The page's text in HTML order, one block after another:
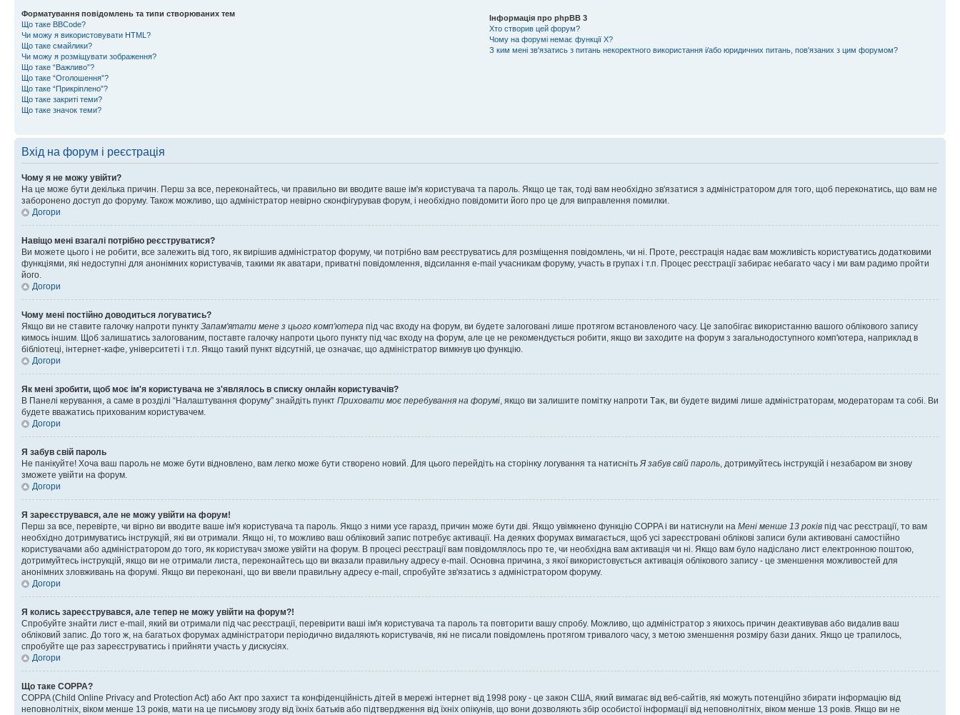
Форматування повідомлень та типи створюваних тем
Що таке BBCode?
Чи можу я використовувати HTML?
Що таке смайлики?
Чи можу я розміщувати зображення?
Що таке “Важливо”?
Що таке “Оголошення”?
Що таке “Прикріплено”?
Що таке закриті теми?
Що таке значок теми?
Інформація про phpBB 3
Хто створив цей форум?
Чому на форумі немає функції X?
З ким мені зв'язатись з питань некоректного використання і/або юридичних питань, пов'язаних з цим форумом?
Вхід на форум і реєстрація
Чому я не можу увійти?
На це може бути декілька причин. Перш за все, переконайтесь, чи правильно ви вводите ваше ім'я користувача та пароль. Якщо це так, тоді вам необхідно зв'язатися з адміністратором для того, щоб переконатись, що вам не
заборонено доступ до форуму. Також можливо, що адміністратор невірно сконфігурував форум, і необхідно повідомити його про це для виправлення помилки.
Догори
Навіщо мені взагалі потрібно реєструватися?
Ви можете цього і не робити, все залежить від того, як вирішив адміністратор форуму, чи потрібно вам реєструватись для розміщення повідомлень, чи ні. Проте, реєстрація надає вам можливість користуватись додатковими
функціями, які недоступні для анонімних користувачів, такими як аватари, приватні повідомлення, відсилання e-mail учасникам форуму, участь в групах і т.п. Процес реєстрації забирає небагато часу і ми вам радимо пройти
його.
Догори
Чому мені постійно доводиться логуватись?
Якщо ви не ставите галочку напроти пункту Запам'ятати мене з цього комп'ютера під час входу на форум, ви будете залоговані лише протягом встановленого часу. Це запобігає використанню вашого облікового запису
кимось іншим. Щоб залишатись залогованим, поставте галочку напроти цього пункту під час входу на форум, але це не рекомендується робити, якщо ви заходите на форум з загальнодоступного комп'ютера, наприклад в
бібліотеці, інтернет-кафе, університеті і т.п. Якщо такий пункт відсутній, це означає, що адміністратор вимкнув цю функцію.
Догори
Як мені зробити, щоб моє ім'я користувача не з'являлось в списку онлайн користувачів?
В Панелі керування, а саме в розділі “Налаштування форуму” знайдіть пункт Приховати моє перебування на форумі, якщо ви залишите помітку напроти Так, ви будете видимі лише адміністраторам, модераторам та собі. Ви
будете вважатись прихованим користувачем.
Догори
Я забув свій пароль
Не панікуйте! Хоча ваш пароль не може бути відновлено, вам легко може бути створено новий. Для цього перейдіть на сторінку логування та натиснітьЯ забув свій пароль, дотримуйтесь інструкцій і незабаром ви знову
зможете увійти на форум.
Догори
Я зареєструвався, але не можу увійти на форум!
Перш за все, перевірте, чи вірно ви вводите ваше ім'я користувача та пароль. Якщо з ними усе гаразд, причин може бути дві. Якщо увімкнено функцію COPPA і ви натиснули на Мені менше 13 років під час реєстрації, то вам
необхідно дотримуватись інструкцій, які ви отримали. Якщо ні, то можливо ваш обліковий запис потребує активації. На деяких форумах вимагається, щоб усі зареєстровані облікові записи були активовані самостійно
користувачами або адміністратором до того, як користувач зможе увійти на форум. В процесі реєстрації вам повідомлялось про те, чи необхідна вам активація чи ні. Якщо вам було надіслано лист електронною поштою,
дотримуйтесь інструкцій, якщо ви не отримали листа, переконайтесь що ви вказали правильну адресу e-mail. Основна причина, з якої використовується активація облікового запису - це зменшення можливостей для
анонімних зловживань на форумі. Якщо ви переконані, що ви ввели правильну адресу e-mail, спробуйте зв'язатись з адміністратором форуму.
Догори
Я колись зареєструвався, але тепер не можу увійти на форум?!
Спробуйте знайти лист e-mail, який ви отримали під час реєстрації, перевірити ваші ім'я користувача та пароль та повторити вашу спробу. Можливо, що адміністратор з якихось причин деактивував або видалив ваш
обліковий запис. До того ж, на багатьох форумах адміністратори періодично видаляють користувачів, які не писали повідомлень протягом тривалого часу, з метою зменшення розміру бази даних. Якщо це трапилось,
спробуйте ще раз зареєструватись і прийняти участь у дискусіях.
Догори
Що таке COPPA?
COPPA (Child Online Privacy and Protection Act) або Акт про захист та конфіденційність дітей в мережі інтернет від 1998 року - це закон США, який вимагає від веб-сайтів, які можуть потенційно збирати інформацію від
неповнолітніх, віком менше 13 років, мати на це письмову згоду від їхніх батьків або підтвердження від їхніх опікунів, що вони дозволяють збір особистої інформації від неповнолітніх, віком менше 13 років. Якщо ви не